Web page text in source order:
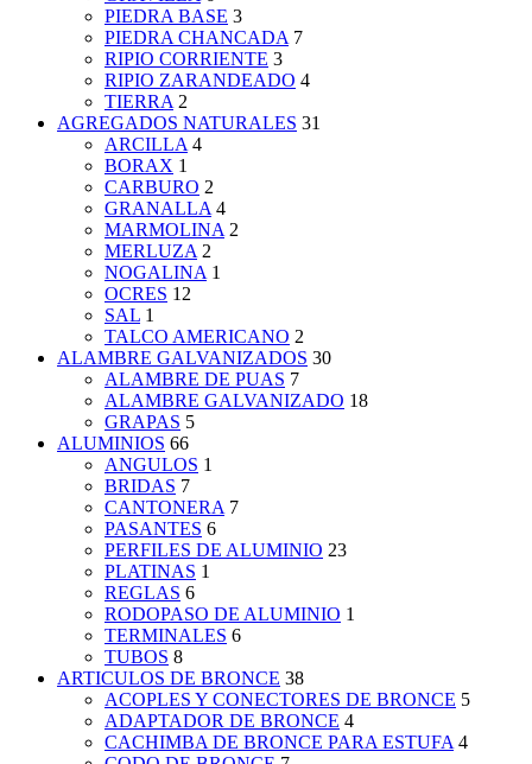
PIEDRA BASE 3
PIEDRA CHANCADA 7
RIPIO CORRIENTE 3
RIPIO ZARANDEADO 4
TIERRA 2
AGREGADOS NATURALES 31
ARCILLA 4
BORAX 1
CARBURO 2
GRANALLA 4
MARMOLINA 2
MERLUZA 2
NOGALINA 1
OCRES 12
SAL 1
TALCO AMERICANO 2
ALAMBRE GALVANIZADOS 30
ALAMBRE DE PUAS 7
ALAMBRE GALVANIZADO 18
GRAPAS 5
ALUMINIOS 66
ANGULOS 1
BRIDAS 7
CANTONERA 7
PASANTES 6
PERFILES DE ALUMINIO 23
PLATINAS 1
REGLAS 6
RODOPASO DE ALUMINIO 1
TERMINALES 6
TUBOS 8
ARTICULOS DE BRONCE 38
ACOPLES Y CONECTORES DE BRONCE 5
ADAPTADOR DE BRONCE 4
CACHIMBA DE BRONCE PARA ESTUFA 4